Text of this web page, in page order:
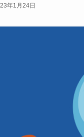
年1月24日